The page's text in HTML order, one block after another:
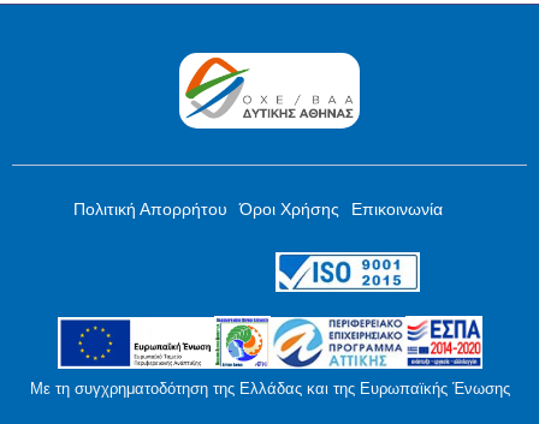
Πολιτική Απορρήτου Όροι Χρήσης Επικοινωνία
Με τη συγχρηματοδότηση της Ελλάδας και της Ευρωπαϊκής Ένωσης